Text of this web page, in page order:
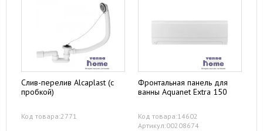
Слив-перелив Alcaplast (с
пробкой)
Код товара:2771
Фронтальная панель для
ванны Aquanet Extra 150
Код товара:14602
Артикул:00208674